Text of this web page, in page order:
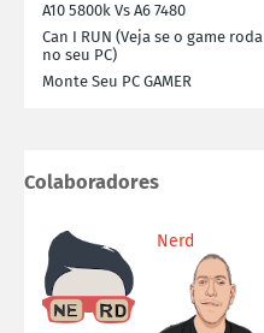
A10 5800k Vs A6 7480
Can I RUN (Veja se o game roda
no seu PC)
Monte Seu PC GAMER
Colaboradores
Nerd